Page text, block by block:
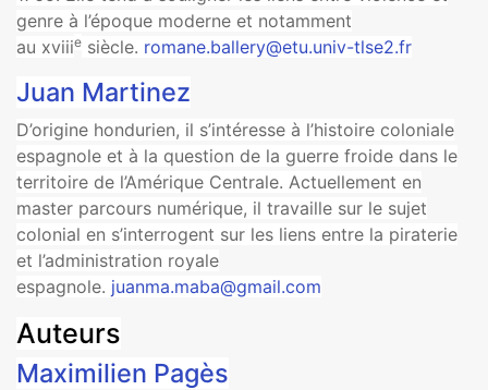
genre à l’époque moderne et notamment
au xviiie siècle. romane.ballery@etu.univ-tlse2.fr
Juan Martinez
D’origine hondurien, il s’intéresse à l’histoire coloniale
espagnole et à la question de la guerre froide dans le
territoire de l’Amérique Centrale. Actuellement en
master parcours numérique, il travaille sur le sujet
colonial en s’interrogent sur les liens entre la piraterie
et l’administration royale
espagnole. juanma.maba@gmail.com
Auteurs
Maximilien Pagès